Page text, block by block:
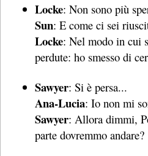
Locke: Non sono più
Sun: E come ci sei
Locke: Nel modo in cui
perdute: ho smesso di
Sawyer: Si è persa...
Ana-Lucia: Io non mi
Sawyer: Allora dimmi,
parte dovremmo andare?